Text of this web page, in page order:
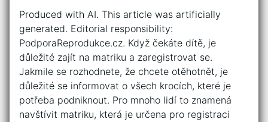
Produced with AI. This article was artificially
generated. Editorial responsibility:
PodporaReprodukce.cz. Když čekáte dítě, je
důležité zajít na matriku a zaregistrovat se.
Jakmile se rozhodnete, že chcete otěhotnět, je
důležité se informovat o všech krocích, které je
potřeba podniknout. Pro mnoho lidí to znamená
navštívit matriku, která je určena pro registraci